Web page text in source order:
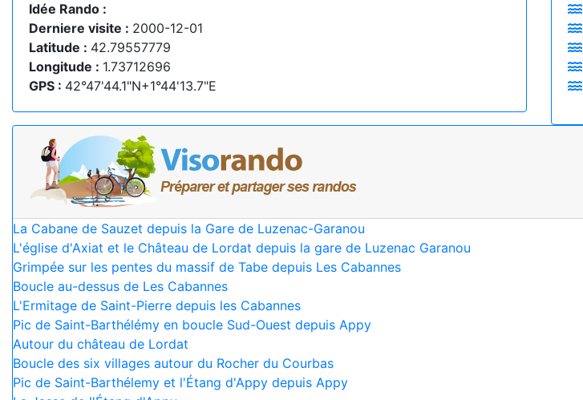
Idée Rando :
Derniere visite : 2000-12-01
Latitude : 42.79557779
Longitude : 1.73712696
GPS : 42°47'44.1"N+1°44'13.7"E
La Cabane de Sauzet depuis la Gare de Luzenac-Garanou
L'église d'Axiat et le Château de Lordat depuis la gare de Luzenac Garanou
Grimpée sur les pentes du massif de Tabe depuis Les Cabannes
Boucle au-dessus de Les Cabannes
L'Ermitage de Saint-Pierre depuis les Cabannes
Pic de Saint-Barthélémy en boucle Sud-Ouest depuis Appy
Autour du château de Lordat
Boucle des six villages autour du Rocher du Courbas
Pic de Saint-Barthélemy et l'Étang d'Appy depuis Appy